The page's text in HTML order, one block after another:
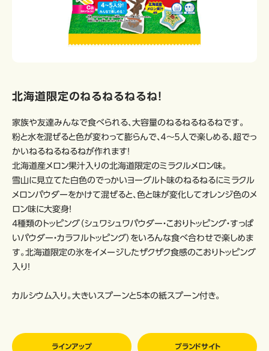
ラインアップ ブランドサイト
北海道限定のねるねるねるね！
家族や友達みんなで食べられる、大容量のねるねるねるねです。
粉と水を混ぜると色が変わって膨らんで、４～５人で楽しめる、超でっ
かいねるねるねるねが作れます！
北海道産メロン果汁入りの北海道限定のミラクルメロン味。
雪山に見立てた白色のでっかいヨーグルト味のねるねるにミラクル
メロンパウダーをかけて混ぜると、色と味が変化してオレンジ色のメ
ロン味に大変身！
4種類のトッピング（シュワシュワパウダー・こおりトッピング・すっぱ
いパウダー・カラフルトッピング）をいろんな食べ合わせで楽しめま
す。北海道限定の氷をイメージしたザクザク食感のこおりトッピング
入り！
カルシウム入り。大きいスプーンと5本の紙スプーン付き。